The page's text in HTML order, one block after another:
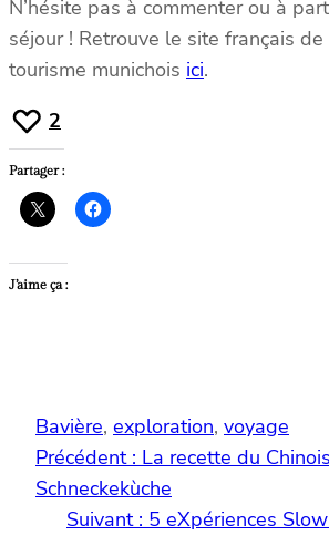
N’hésite pas à commenter ou à
séjour ! Retrouve le site français de
tourisme munichois ici.
2
Partager :
J’aime ça :
Bavière, exploration, voyage
Précédent : La recette du
Schneckekùche
Suivant : 5 eXpériences